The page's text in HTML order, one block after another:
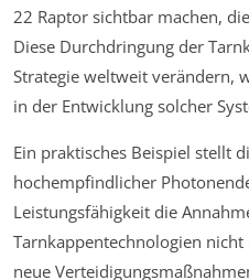
22 Raptor sichtbar machen,
Diese Durchdringung der
Strategie weltweit verändern,
in der Entwicklung solcher
Ein praktisches Beispiel stellt
hochempfindlicher
Leistungsfähigkeit die
Tarnkappentechnologien
neue